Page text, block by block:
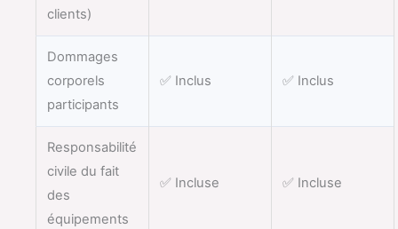
clients)
Dommages
corporels
participants
✅ Inclus ✅ Inclus
Responsabilité
civile du fait
des
équipements
✅ Incluse ✅ Incluse